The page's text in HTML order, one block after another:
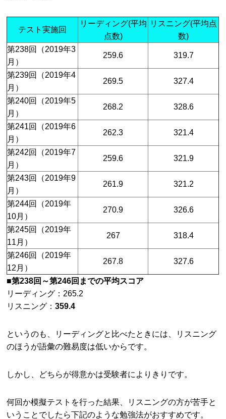
テスト実施回
リーディング(平均
点数)
リスニング(平均点
数)
第238回（2019年3
月）
259.6 319.7
第239回（2019年4
月）
269.5 327.4
第240回（2019年5
月）
268.2 328.6
第241回（2019年6
月）
262.3 321.4
第242回（2019年7
月）
259.6 321.9
第243回（2019年9
月）
261.9 321.2
第244回（2019年
10月）
270.9 326.6
第245回（2019年
11月）
267 318.4
第246回（2019年
12月）
267.8 327.6
■第238回～第246回までの平均スコア
リーディング：265.2
リスニング：359.4
というのも、リーディングと比べたときには、リスニング
のほうが語彙の難易度は低いからです。
しかし、どちらが得意かは受験者によりきりです。
何回か模擬テストを行った結果、リスニングの方が苦手と
いうことでしたら下記のような勉強法がおすすめです。